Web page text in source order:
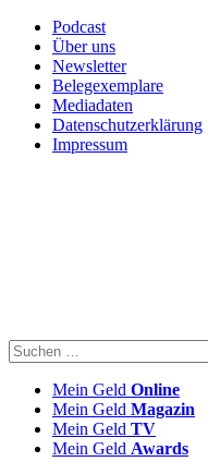
Podcast
Über uns
Newsletter
Belegexemplare
Mediadaten
Datenschutzerklärung
Impressum
Mein Geld Online
Mein Geld Magazin
Mein Geld TV
Mein Geld Awards